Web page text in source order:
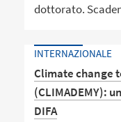
dottorato.
INTERNAZIONALE
Climate change
(CLIMADEMY):
DIFA